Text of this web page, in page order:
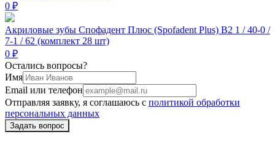
0 ₽
Акриловые зубы Спофадент Плюс (Spofadent Plus) B2 1 / 40-0 /
7-1 / 62 (комплект 28 шт)
0 ₽
Остались вопросы?
Имя
Email или телефон
Отправляя заявку, я соглашаюсь с политикой обработки
персональных данных